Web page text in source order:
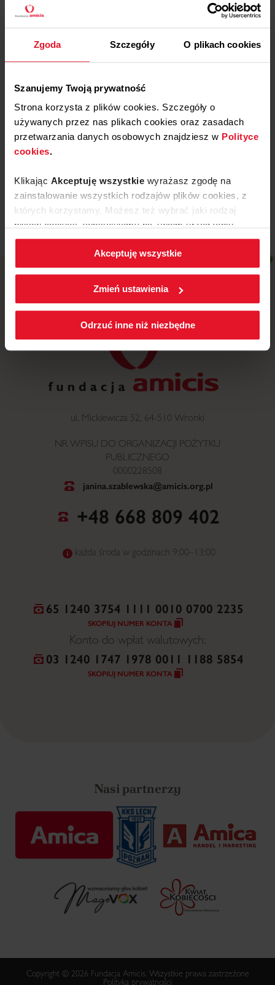
Zgoda Szczegóły O plikach cookies
Szanujemy Twoją prywatność
Strona korzysta z plików cookies. Szczegóły o
używanych przez nas plikach cookies oraz zasadach
przetwarzania danych osobowych znajdziesz w Polityce
cookies.
Klikając Akceptuję wszystkie wyrażasz zgodę na
zainstalowanie wszystkich rodzajów plików cookies, z
których korzystamy. Możesz też wybrać jaki rodzaj
plików cookies zainstalujemy na Twoim urządzeniu,
klikającZmień ustawienia.
W każdej chwili możesz zmienić wybrane przez Ciebie
ustawienia plików cookies wchodząc w zakładkę
Akceptuję wszystkie
Zmień ustawienia
Odrzuć inne niż niezbędne
25 GRUDNIA, 2023
Akcje świąteczne 2023
Więcej
30 GRUDNIA, 2022
Akcje świąteczne2022
Więcej
27 GRUDNIA, 2019
Więcej
ul. Mickiewicza 52, 64-510 Wronki
NR WPISU DO ORGANIZACJI POŻYTKU
PUBLICZNEGO
0000228508
janina.szablewska@amicis.org.pl
+48 668 809 402
każda środa w godzinach 9:00–13:00
65 1240 3754 1111 0010 0700 2235
SKOPIUJ NUMER KONTA
Konto do wpłat walutowych:
03 1240 1747 1978 0011 1188 5854
SKOPIUJ NUMER KONTA
Nasi partnerzy
Copyright © 2026 Fundacja Amicis. Wszystkie prawa zastrzeżone
Polityka prywatności